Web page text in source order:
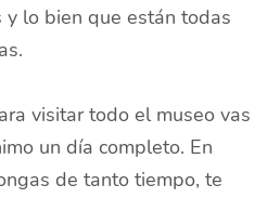
lo bien que están todas
visitar todo el museo vas
un día completo. En
de tanto tiempo, te